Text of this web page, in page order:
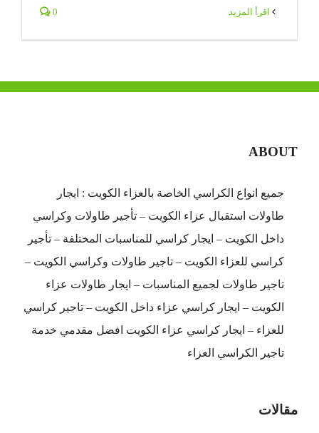
0
ABOUT
جميع انواع الكراسي الخاصة بالعزاء الكويت : ايجار
طاولات استقبال عزاء الكويت – تأجير طاولات وكراسي
داخل الكويت – ايجار كراسي للمناسبات المختلفة – تأجير
كراسي للعزاء الكويت – تاجير طاولات وكراسي الكويت –
تاجير طاولات لجميع المناسبات – ايجار طاولات عزاء
الكويت – ايجار كراسي عزاء داخل الكويت – تاجير كراسي
للعزاء – ايجار كراسي عزاء الكويت افضل مقدمي خدمة
تاجير الكراسي العزاء
مقالات